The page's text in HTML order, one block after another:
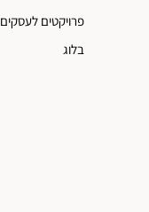
פרויקטים לעסקים
בלוג